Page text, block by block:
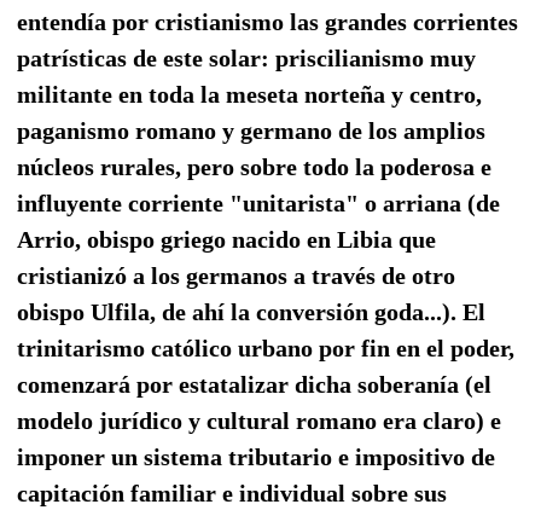
entendía por cristianismo las grandes corrientes
patrísticas de este solar: priscilianismo muy
militante en toda la meseta norteña y centro,
paganismo romano y germano de los amplios
núcleos rurales, pero sobre todo la poderosa e
influyente corriente "unitarista" o arriana (de
Arrio, obispo griego nacido en Libia que
cristianizó a los germanos a través de otro
obispo Ulfila, de ahí la conversión goda...). El
trinitarismo católico urbano por fin en el poder,
comenzará por estatalizar dicha soberanía (el
modelo jurídico y cultural romano era claro) e
imponer un sistema tributario e impositivo de
capitación familiar e individual sobre sus